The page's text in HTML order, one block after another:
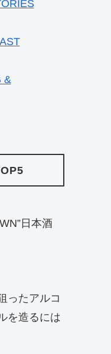
&
日本酒
ったアルコ
を造るには